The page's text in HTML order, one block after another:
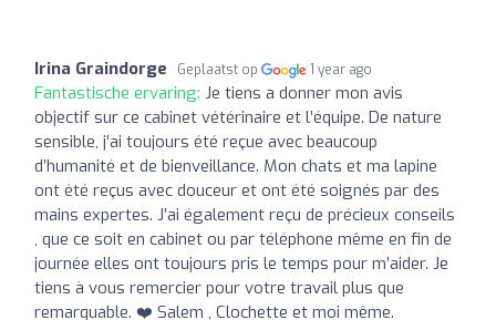
Irina Graindorge Geplaatst op 1 year ago
Fantastische ervaring: Je tiens a donner mon avis
objectif sur ce cabinet vétérinaire et l’équipe. De nature
sensible, j’ai toujours été reçue avec beaucoup
d’humanité et de bienveillance. Mon chats et ma lapine
ont été reçus avec douceur et ont été soignés par des
mains expertes. J’ai également reçu de précieux conseils
, que ce soit en cabinet ou par téléphone même en fin de
journée elles ont toujours pris le temps pour m’aider. Je
tiens à vous remercier pour votre travail plus que
remarquable. ❤️ Salem , Clochette et moi même.